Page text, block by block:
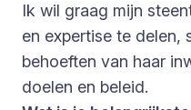
Ik wil graag mijn
en expertise te delen,
behoeften van haar
doelen en beleid.